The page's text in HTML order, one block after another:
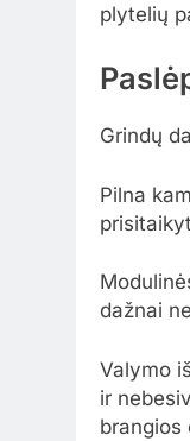
plytelių
Grindų
Pilna
dažnai
Valymo
ir
brangios